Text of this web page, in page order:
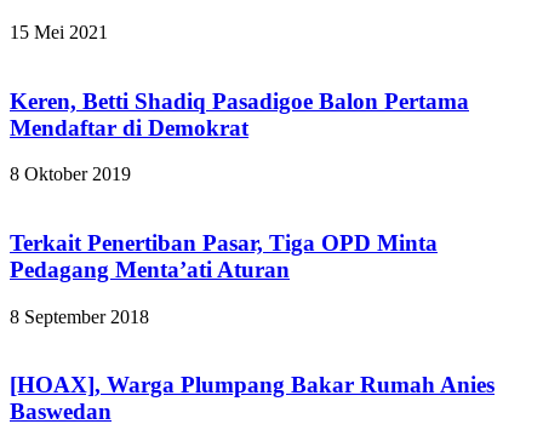
15 Mei 2021
Keren, Betti Shadiq Pasadigoe Balon Pertama
Mendaftar di Demokrat
8 Oktober 2019
Terkait Penertiban Pasar, Tiga OPD Minta
Pedagang Menta’ati Aturan
8 September 2018
[HOAX], Warga Plumpang Bakar Rumah Anies
Baswedan